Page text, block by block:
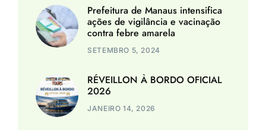
Prefeitura de Manaus intensifica
ações de vigilância e vacinação
contra febre amarela
SETEMBRO 5, 2024
RÉVEILLON À BORDO OFICIAL
2026
JANEIRO 14, 2026